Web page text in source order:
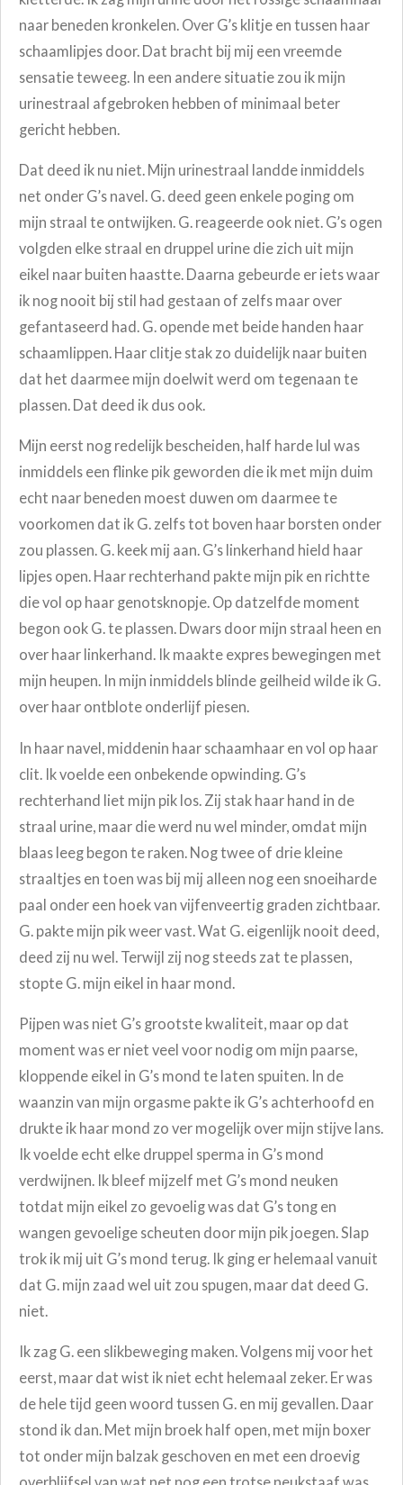
naar beneden kronkelen. Over G’s klitje en tussen haar
schaamlipjes door. Dat bracht bij mij een vreemde
sensatie teweeg. In een andere situatie zou ik mijn
urinestraal afgebroken hebben of minimaal beter
gericht hebben.
Dat deed ik nu niet. Mijn urinestraal landde inmiddels
net onder G’s navel. G. deed geen enkele poging om
mijn straal te ontwijken. G. reageerde ook niet. G’s ogen
volgden elke straal en druppel urine die zich uit mijn
eikel naar buiten haastte. Daarna gebeurde er iets waar
ik nog nooit bij stil had gestaan of zelfs maar over
gefantaseerd had. G. opende met beide handen haar
schaamlippen. Haar clitje stak zo duidelijk naar buiten
dat het daarmee mijn doelwit werd om tegenaan te
plassen. Dat deed ik dus ook.
Mijn eerst nog redelijk bescheiden, half harde lul was
inmiddels een flinke pik geworden die ik met mijn duim
echt naar beneden moest duwen om daarmee te
voorkomen dat ik G. zelfs tot boven haar borsten onder
zou plassen. G. keek mij aan. G’s linkerhand hield haar
lipjes open. Haar rechterhand pakte mijn pik en richtte
die vol op haar genotsknopje. Op datzelfde moment
begon ook G. te plassen. Dwars door mijn straal heen en
over haar linkerhand. Ik maakte expres bewegingen met
mijn heupen. In mijn inmiddels blinde geilheid wilde ik G.
over haar ontblote onderlijf piesen.
In haar navel, middenin haar schaamhaar en vol op haar
clit. Ik voelde een onbekende opwinding. G’s
rechterhand liet mijn pik los. Zij stak haar hand in de
straal urine, maar die werd nu wel minder, omdat mijn
blaas leeg begon te raken. Nog twee of drie kleine
straaltjes en toen was bij mij alleen nog een snoeiharde
paal onder een hoek van vijfenveertig graden zichtbaar.
G. pakte mijn pik weer vast. Wat G. eigenlijk nooit deed,
deed zij nu wel. Terwijl zij nog steeds zat te plassen,
stopte G. mijn eikel in haar mond.
Pijpen was niet G’s grootste kwaliteit, maar op dat
moment was er niet veel voor nodig om mijn paarse,
kloppende eikel in G’s mond te laten spuiten. In de
waanzin van mijn orgasme pakte ik G’s achterhoofd en
drukte ik haar mond zo ver mogelijk over mijn stijve lans.
Ik voelde echt elke druppel sperma in G’s mond
verdwijnen. Ik bleef mijzelf met G’s mond neuken
totdat mijn eikel zo gevoelig was dat G’s tong en
wangen gevoelige scheuten door mijn pik joegen. Slap
trok ik mij uit G’s mond terug. Ik ging er helemaal vanuit
dat G. mijn zaad wel uit zou spugen, maar dat deed G.
niet.
Ik zag G. een slikbeweging maken. Volgens mij voor het
eerst, maar dat wist ik niet echt helemaal zeker. Er was
de hele tijd geen woord tussen G. en mij gevallen. Daar
stond ik dan. Met mijn broek half open, met mijn boxer
tot onder mijn balzak geschoven en met een droevig